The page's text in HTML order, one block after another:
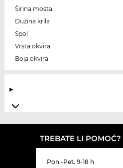
Širina mosta
Dužina krila
Spol
Vrsta okvira
Boja okvira
TREBATE LI POMOĆ?
Pon.-Pet. 9-18 h